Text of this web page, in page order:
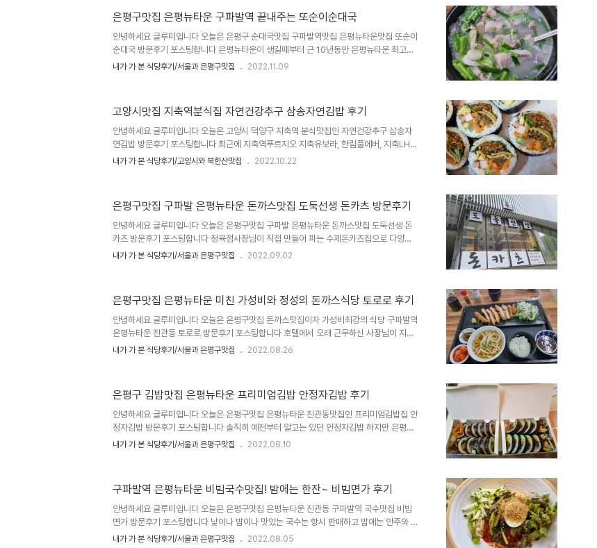
물국밥이 뭐 어지간히 다르려나라는 생각이 들긴 하지만 이왕이면 전주콩나물국밥을 먹을
수 있다니 현대옥 고양지축점으로 향해봤습니다 겨울에는 역시 또 국밥으로 돌려줘야되고
요 콩나물국밥맛집 전주현대옥 고양지축점 위치와 주..
은평구맛집 은평뉴타운 구파발역 끝내주는 또순이순대국
안녕하세요 글루미입니다 오늘은 은평구 순대국맛집 구파발역맛집 은평뉴타운맛집 또순이
순대국 방문후기 포스팅합니다 은평뉴타운이 생길때부터 근 10년동안 은평뉴타운 최고의
국밥맛집 순대국맛집으로 자리하고 있는 또순이순대국 양도 많고 맑고 고운 순대국국물에
은진초등학교 바로 옆에 위치해있습니다 영업시간은 오전10시30분부터 오후9시까지 매
주 일요일과 월요일 이틀 정기휴무입니다 주차가능하나 아파트단지내에 주차해야하고 포
장가능, 제로페이 사용가능합니다 가족이 운..
내가 가 본 식당후기/서울과 은평구맛집 2022.11.09
고양시맛집 지축역분식집 자연건강추구 삼송자연김밥 후기
안녕하세요 글루미입니다 오늘은 고양시 덕양구 지축역 분식맛집인 자연건강추구 삼송자
연김밥 방문후기 포스팅합니다 최근에 지축역푸르지오 지축유보라, 한림풀에버, 지축LH아
파트과 지축중심상가들이 입주하면서 구파발역 은평뉴타운과 지축역, 삼송역을 잇는 개발
밥 위치와 주소는 고양시 덕양구 오부자로 150입니다 고양지축LH3단지아파트상가에 입
점해있으며 지축역과 삼송역 은평뉴타운을 지나는 길통로에 있습니다 영업시간은 오전11
시부터 오후8시까지 오후3시부터 오후5시까지 브레이..
내가 가 본 식당후기/고양시와 북한산맛집 2022.10.22
은평구맛집 구파발 은평뉴타운 돈까스맛집 도둑선생 돈카츠 방문후기
안녕하세요 글루미입니다 오늘은 은평구맛집 구파발 은평뉴타운 돈까스맛집 도둑선생 돈
카츠 방문후기 포스팅합니다 정육점사장님이 직접 만들어 파는 수제돈카츠집으로 다양한
돈카츠와 카레 우동등을 판매한다고 합니다 구파발역 은평뉴타운에 수작카츠와 토로로등
주소는 서울시 은평구 진관동66, 도로명주소는 은평구 진관3로 33 1-36 꿈에그린 상가2
층에 있습니다 구파발역 1번출구에서 대략 4-5분거리로 직진해서 스타벅스에서 우회전해
서 꿈에그린건물 2층으로 가면 됩니다..
내가 가 본 식당후기/서울과 은평구맛집 2022.09.02
은평구맛집 은평뉴타운 미친 가성비와 정성의 돈까스식당 토로로 후기
안녕하세요 글루미입니다 오늘은 은평구맛집 돈까스맛집이자 가성비최강의 식당 구파발역
은평뉴타운 진관동 토로로 방문후기 포스팅합니다 호텔에서 오래 근무하신 사장님이 지극
정성으로 운영하고 계셔서 평가를 받고 있는 돈까스맛집으로 소규모긴 하지만 평가가 매우
파발역 3번출구에서 800m 10분거리 버스로는 박석고개 신도고등학교에서 내리면 2-3
분정도 걸립니다 영업시간은 오전11시부터 오후8시50분까지 8시20분 라스트오더 오후
2시30분부터 4시30분까지 브레이크타..
내가 가 본 식당후기/서울과 은평구맛집 2022.08.26
은평구 김밥맛집 은평뉴타운 프리미엄김밥 안정자김밥 후기
안녕하세요 글루미입니다 오늘은 은평구맛집 은평뉴타운 진관동맛집인 프리미엄김밥집 안
정자김밥 방문후기 포스팅합니다 솔직히 예전부터 알고는 있던 안정자김밥 하지만 은평구
에 또 다른 김밥맛집인 진김밥은 한줄에 2500원~3-4천원대인데 안정자김밥은 아무리
은 먹어보려고 가봤습니다 은평구김밥맛집 안정자김밥 위치주소는 은평구 진관동155, 도
로명주소는 은평구 연서로48길11 제각말푸르지오 514동 상가104호입니다 안정자김밥
전화번호는 02-352-1613이고요 영업..
내가 가 본 식당후기/서울과 은평구맛집 2022.08.10
구파발역 은평뉴타운 비빔국수맛집! 밤에는 한잔~ 비빔면가 후기
안녕하세요 글루미입니다 오늘은 은평구맛집 은평뉴타운 진관동 구파발역 국수맛집 비빔
면가 방문후기 포스팅합니다 낮이나 밤이나 맛있는 국수는 항시 판매하고 밤에는 안주와 함
께 한잔하기 편한 또 오피스텔이 많은 은평뉴타운 구파발역에서 혼밥 혼술하기 좋은 식당이
내가 가 본 식당후기/서울과 은평구맛집 2022.08.05